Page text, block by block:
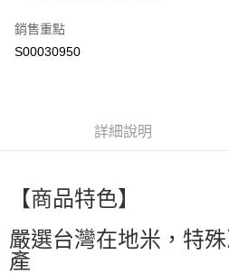
街口支付
全盈+PAY
每筆NT$60，滿NT$599(含以上)免運費
每筆NT$60，滿NT$599(含以上)免運
銷售重點
S00030950
詳細說明
【商品特色】
嚴選台灣在地米，特
產